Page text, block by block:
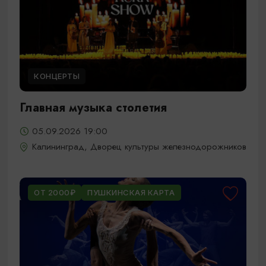
КОНЦЕРТЫ
Главная музыка столетия
05.09.2026 19:00
Калининград, Дворец культуры железнодорожников
ОТ 2000₽ ПУШКИНСКАЯ КАРТА